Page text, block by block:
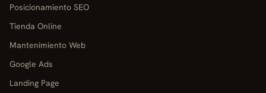
Posicionamiento SEO
Tienda Online
Mantenimiento Web
Google Ads
Landing Page